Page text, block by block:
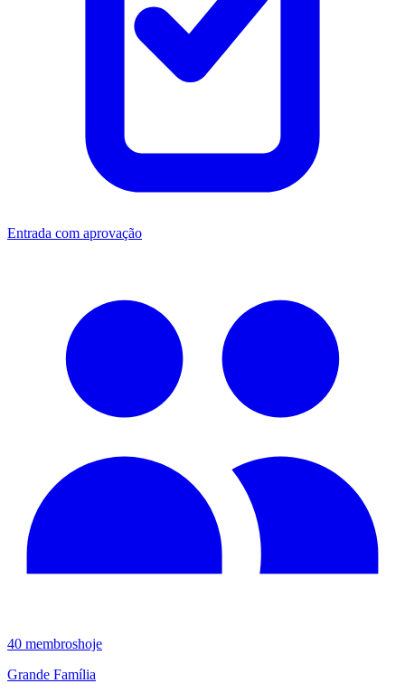
Entrada com aprovação
40 membroshoje
Grande Família